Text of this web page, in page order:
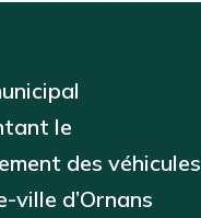
le
des véhicules
ville d’Ornans